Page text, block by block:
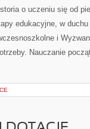
o uczeniu się od
edukacyjne, w
i
Nauczanie